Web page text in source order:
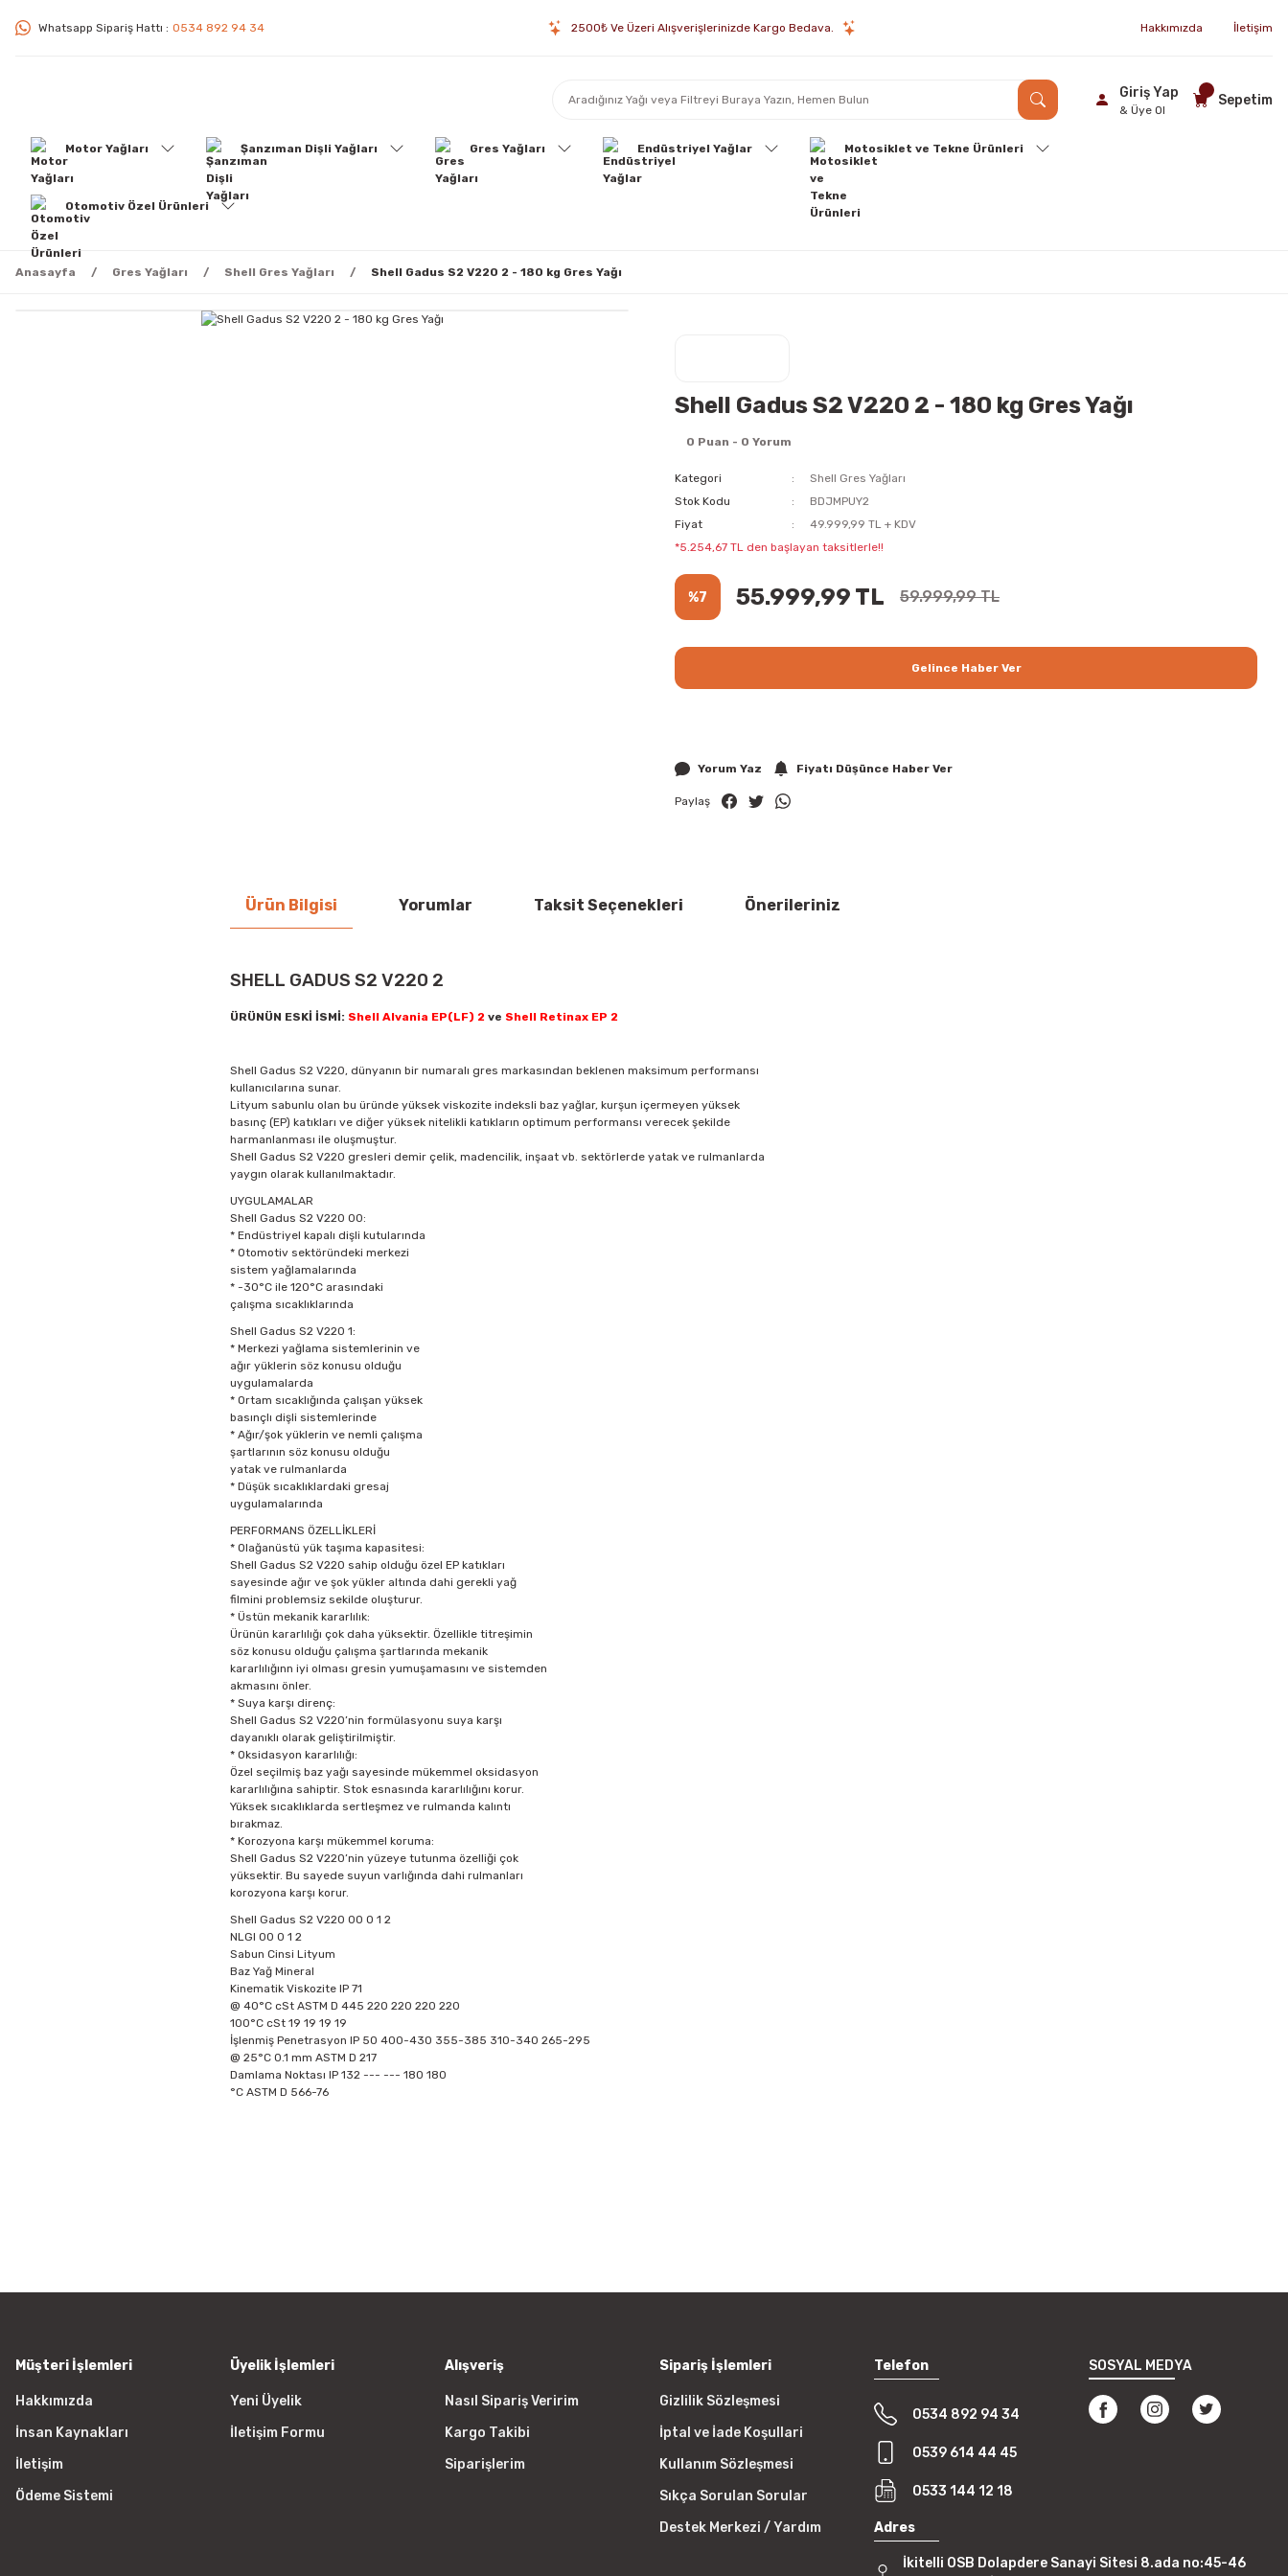
Whatsapp Sipariş Hattı : 0534 892 94 34 2500₺ Ve Üzeri Alışverişlerinizde Kargo Bedava. Hakkımızda İletişim
Giriş Yap
& Üye Ol
Sepetim
Motor Yağları Şanzıman Dişli Yağları Gres Yağları Endüstriyel Yağlar Motosiklet ve Tekne Ürünleri
Otomotiv Özel Ürünleri
Anasayfa Gres Yağları Shell Gres Yağları Shell Gadus S2 V220 2 - 180 kg Gres Yağı
Shell Gadus S2 V220 2 - 180 kg Gres Yağı
0 Puan - 0 Yorum
Kategori
Shell Gres Yağları
Stok Kodu
BDJMPUY2
Fiyat
49.999,99 TL + KDV
*5.254,67 TL den başlayan taksitlerle!!
%7 55.999,99 TL 59.999,99 TL
Gelince Haber Ver
Yorum Yaz Fiyatı Düşünce Haber Ver
Paylaş
Ürün Bilgisi Yorumlar Taksit Seçenekleri Önerileriniz
SHELL GADUS S2 V220 2
ÜRÜNÜN ESKİ İSMİ: Shell Alvania EP(LF) 2 ve Shell Retinax EP 2
Shell Gadus S2 V220, dünyanın bir numaralı gres markasından beklenen maksimum performansı
kullanıcılarına sunar.
Lityum sabunlu olan bu üründe yüksek viskozite indeksli baz yağlar, kurşun içermeyen yüksek
basınç (EP) katıkları ve diğer yüksek nitelikli katıkların optimum performansı verecek şekilde
harmanlanması ile oluşmuştur.
Shell Gadus S2 V220 gresleri demir çelik, madencilik, inşaat vb. sektörlerde yatak ve rulmanlarda
yaygın olarak kullanılmaktadır.
UYGULAMALAR
Shell Gadus S2 V220 00:
* Endüstriyel kapalı dişli kutularında
* Otomotiv sektöründeki merkezi
sistem yağlamalarında
* -30°C ile 120°C arasındaki
çalışma sıcaklıklarında
Shell Gadus S2 V220 1:
* Merkezi yağlama sistemlerinin ve
ağır yüklerin söz konusu olduğu
uygulamalarda
* Ortam sıcaklığında çalışan yüksek
basınçlı dişli sistemlerinde
* Ağır/şok yüklerin ve nemli çalışma
şartlarının söz konusu olduğu
yatak ve rulmanlarda
* Düşük sıcaklıklardaki gresaj
uygulamalarında
PERFORMANS ÖZELLİKLERİ
* Olağanüstü yük taşıma kapasitesi:
Shell Gadus S2 V220 sahip olduğu özel EP katıkları
sayesinde ağır ve şok yükler altında dahi gerekli yağ
filmini problemsiz sekilde oluşturur.
* Üstün mekanik kararlılık:
Ürünün kararlılığı çok daha yüksektir. Özellikle titreşimin
söz konusu olduğu çalışma şartlarında mekanik
kararlılığınn iyi olması gresin yumuşamasını ve sistemden
akmasını önler.
* Suya karşı direnç:
Shell Gadus S2 V220’nin formülasyonu suya karşı
dayanıklı olarak geliştirilmiştir.
* Oksidasyon kararlılığı:
Özel seçilmiş baz yağı sayesinde mükemmel oksidasyon
kararlılığına sahiptir. Stok esnasında kararlılığını korur.
Yüksek sıcaklıklarda sertleşmez ve rulmanda kalıntı
bırakmaz.
* Korozyona karşı mükemmel koruma:
Shell Gadus S2 V220’nin yüzeye tutunma özelliği çok
yüksektir. Bu sayede suyun varlığında dahi rulmanları
korozyona karşı korur.
Shell Gadus S2 V220 00 0 1 2
NLGI 00 0 1 2
Sabun Cinsi Lityum
Baz Yağ Mineral
Kinematik Viskozite IP 71
@ 40°C cSt ASTM D 445 220 220 220 220
100°C cSt 19 19 19 19
İşlenmiş Penetrasyon IP 50 400-430 355-385 310-340 265-295
@ 25°C 0.1 mm ASTM D 217
Damlama Noktası IP 132 --- --- 180 180
°C ASTM D 566-76
Gönder
Müşteri İşlemleri
Hakkımızda
İnsan Kaynakları
İletişim
Ödeme Sistemi
Üyelik İşlemleri
Yeni Üyelik
İletişim Formu
Alışveriş
Nasıl Sipariş Veririm
Kargo Takibi
Siparişlerim
Sipariş İşlemleri
Gizlilik Sözleşmesi
İptal ve İade Koşullari
Kullanım Sözleşmesi
Sıkça Sorulan Sorular
Destek Merkezi / Yardım
Telefon
0534 892 94 34
0539 614 44 45
0533 144 12 18
SOSYAL MEDYA
Adres
İkitelli OSB Dolapdere Sanayi Sitesi 8.ada no:45-46